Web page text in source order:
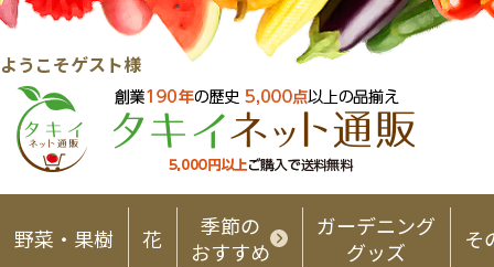
ようこそゲスト様
野菜・果樹 花
季節の
おすすめ
ガーデニング
グッズ
そ